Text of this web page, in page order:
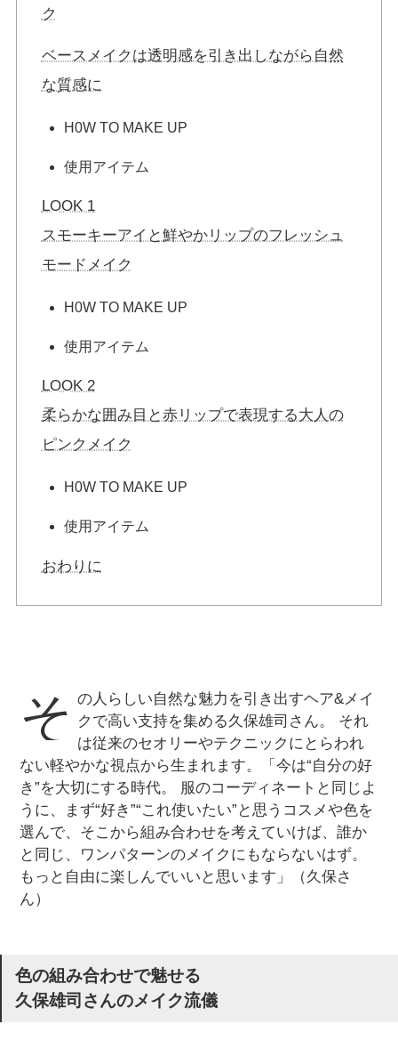
ク
ベースメイクは透明感を引き出しながら自然
な質感に
H0W TO MAKE UP
使用アイテム
LOOK 1
スモーキーアイと鮮やかリップのフレッシュ
モードメイク
H0W TO MAKE UP
使用アイテム
LOOK 2
柔らかな囲み目と赤リップで表現する大人の
ピンクメイク
H0W TO MAKE UP
使用アイテム
おわりに
そ の人らしい自然な魅力を引き出すヘア&メイ
クで高い支持を集める久保雄司さん。 それ
は従来のセオリーやテクニックにとらわれ
ない軽やかな視点から生まれます。「今は“自分の好
き”を大切にする時代。 服のコーディネートと同じよ
うに、まず“好き”“これ使いたい”と思うコスメや色を
選んで、そこから組み合わせを考えていけば、誰か
と同じ、ワンパターンのメイクにもならないはず。
もっと自由に楽しんでいいと思います」（久保さ
ん）
色の組み合わせで魅せる
久保雄司さんのメイク流儀